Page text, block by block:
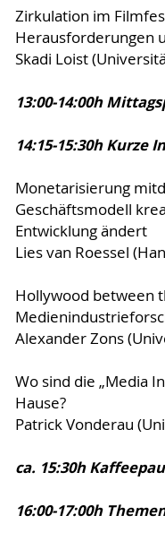
Zirkulation im
Herausforderungen
Skadi Loist
13:00-14:00h
14:15-15:30h Kurze
Monetarisierung
Geschäftsmodell
Entwicklung ändert
Lies van Roessel
Hollywood between
Alexander Zons
Wo sind die „Media
Hause?
Patrick Vonderau
ca. 15:30h
16:00-17:00h